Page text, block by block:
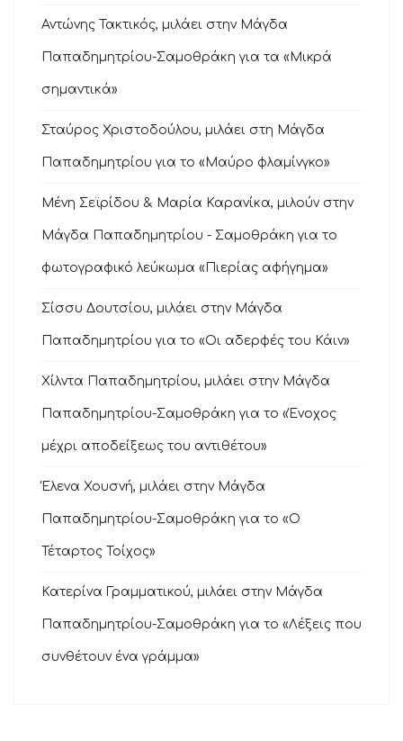
Αντώνης Τακτικός, μιλάει στην Μάγδα
Παπαδημητρίου-Σαμοθράκη για τα «Μικρά
σημαντικά»
Σταύρος Χριστοδούλου, μιλάει στη Μάγδα
Παπαδημητρίου για το «Μαύρο φλαμίνγκο»
Μένη Σεϊρίδου & Μαρία Καρανίκα, μιλούν στην
Μάγδα Παπαδημητρίου - Σαμοθράκη για το
φωτογραφικό λεύκωμα «Πιερίας αφήγημα»
Σίσσυ Δουτσίου, μιλάει στην Μάγδα
Παπαδημητρίου για το «Οι αδερφές του Κάιν»
Χίλντα Παπαδημητρίου, μιλάει στην Μάγδα
Παπαδημητρίου-Σαμοθράκη για το «Ένοχος
μέχρι αποδείξεως του αντιθέτου»
Έλενα Χουσνή, μιλάει στην Μάγδα
Παπαδημητρίου-Σαμοθράκη για το «Ο
Τέταρτος Τοίχος»
Κατερίνα Γραμματικού, μιλάει στην Μάγδα
Παπαδημητρίου-Σαμοθράκη για το «Λέξεις που
συνθέτουν ένα γράμμα»